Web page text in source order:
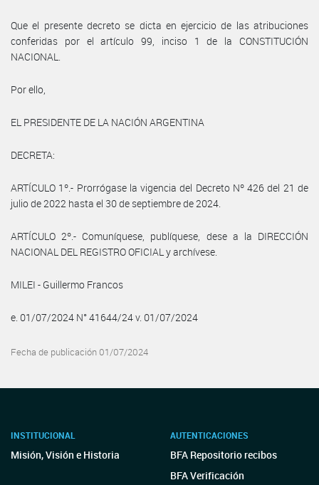
Que el presente decreto se dicta en ejercicio de las atribuciones
conferidas por el artículo 99, inciso 1 de la CONSTITUCIÓN
NACIONAL.
Por ello,
EL PRESIDENTE DE LA NACIÓN ARGENTINA
DECRETA:
ARTÍCULO 1º.- Prorrógase la vigencia del Decreto Nº 426 del 21 de
julio de 2022 hasta el 30 de septiembre de 2024.
ARTÍCULO 2º.- Comuníquese, publíquese, dese a la DIRECCIÓN
NACIONAL DEL REGISTRO OFICIAL y archívese.
MILEI - Guillermo Francos
e. 01/07/2024 N° 41644/24 v. 01/07/2024
Fecha de publicación 01/07/2024
INSTITUCIONAL
Misión, Visión e Historia
AUTENTICACIONES
BFA Repositorio recibos
BFA Verificación